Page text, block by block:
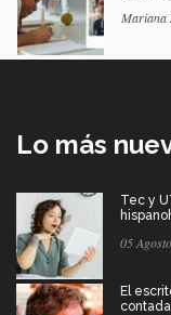
Mariana
Lo más
Tec y
05
El
contada